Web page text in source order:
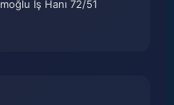
İş Hanı 72/51